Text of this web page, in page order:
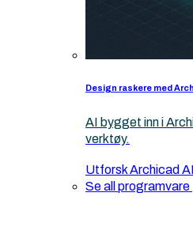
Design raskere med
AI bygget inn i
verktøy.
Utforsk Archicad AI
Se all programvare